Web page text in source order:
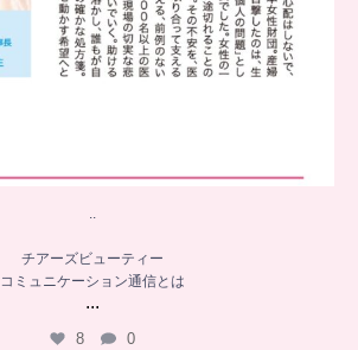
..
チアーズビューティー
コミュニケーション通信とは
...
8 0